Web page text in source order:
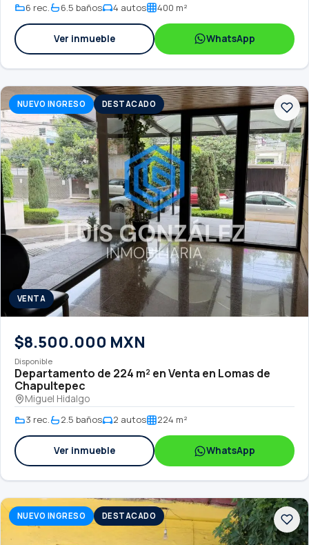
6 rec.
6.5 baños 4 autos 400 m²
Ver inmueble WhatsApp
NUEVO INGRESO DESTACADO
VENTA
$8.500.000 MXN
Disponible
Departamento de 224 m² en Venta en Lomas de
Chapultepec
Miguel Hidalgo
3 rec.
2.5 baños 2 autos 224 m²
Ver inmueble WhatsApp
NUEVO INGRESO DESTACADO